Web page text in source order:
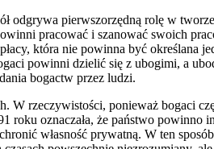
odgrywa pierwszorzędną rolę w
pracować i szanować swoich
która nie powinna być określana
powinni dzielić się z ubogimi, a
bogactw przez ludzi.
W rzeczywistości, ponieważ bogaci
roku oznaczała, że państwo powinno
własność prywatną. W ten